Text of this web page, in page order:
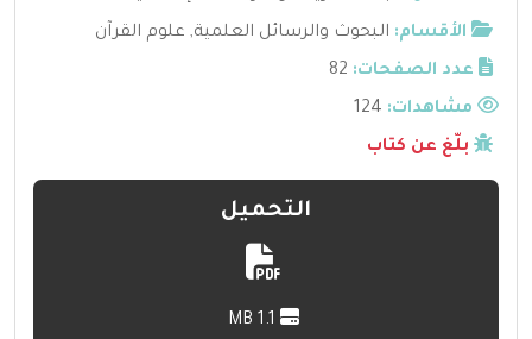
الأقسام: البحوث والرسائل العلمية, علوم القرآن
عدد الصفحات: 82
مشاهدات:
بلّغ عن كتاب
التحميل